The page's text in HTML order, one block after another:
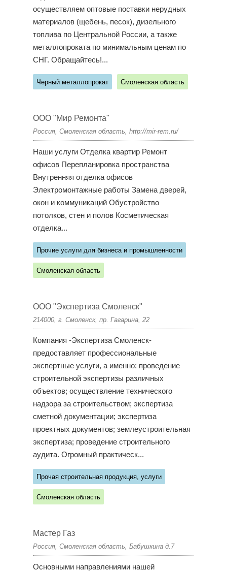
осуществляем оптовые поставки нерудных
материалов (щебень, песок), дизельного
топлива по Центральной России, а также
металлопроката по минимальным ценам по
СНГ. Обращайтесь!...
Черный металлопрокат Смоленская область
ООО "Мир Ремонта"
Россия, Смоленская область, http://mir-rem.ru/
Наши услуги Отделка квартир Ремонт
офисов Перепланировка пространства
Внутренняя отделка офисов
Электромонтажные работы Замена дверей,
окон и коммуникаций Обустройство
потолков, стен и полов Косметическая
отделка...
Прочие услуги для бизнеса и промышленности
Смоленская область
ООО "Экспертиза Смоленск"
214000, г. Смоленск, пр. Гагарина, 22
Компания -Экспертиза Смоленск-
предоставляет профессиональные
экспертные услуги, а именно: проведение
строительной экспертизы различных
объектов; осуществление технического
надзора за строительством; экспертиза
сметной документации; экспертиза
проектных документов; землеустроительная
экспертиза; проведение строительного
аудита. Огромный практическ...
Прочая строительная продукция, услуги
Смоленская область
Мастер Газ
Россия, Смоленская область, Бабушкина д.7
Основными направлениями нашей